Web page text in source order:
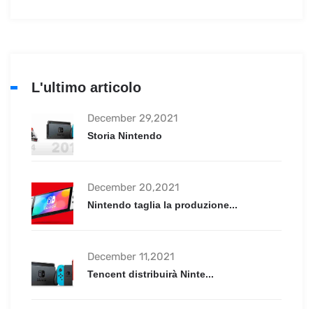
L'ultimo articolo
December 29,2021
Storia Nintendo
December 20,2021
Nintendo taglia la produzione...
December 11,2021
Tencent distribuirà Ninte...